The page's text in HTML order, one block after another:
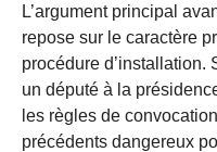
L’argument principal
repose sur le caractère
procédure d’installation.
un député à la
les règles de
précédents dangereux